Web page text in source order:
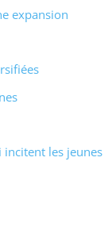
expansion
incitent les jeunes